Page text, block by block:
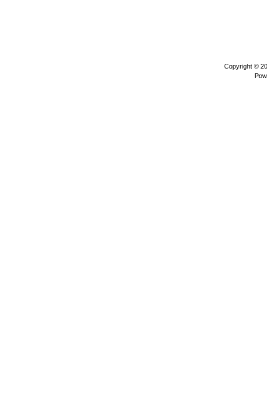
Copyright ©